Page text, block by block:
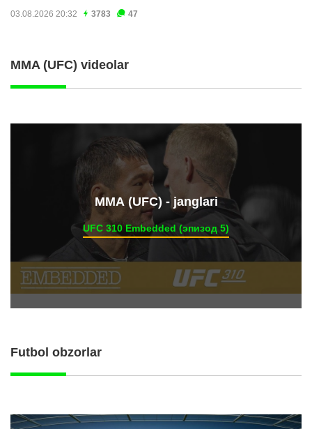
03.08.2026 20:32 3783 47
MMA (UFC) videolar
ММА (UFC) - janglari
UFC 310 Embedded (эпизод 5)
Futbol obzorlar